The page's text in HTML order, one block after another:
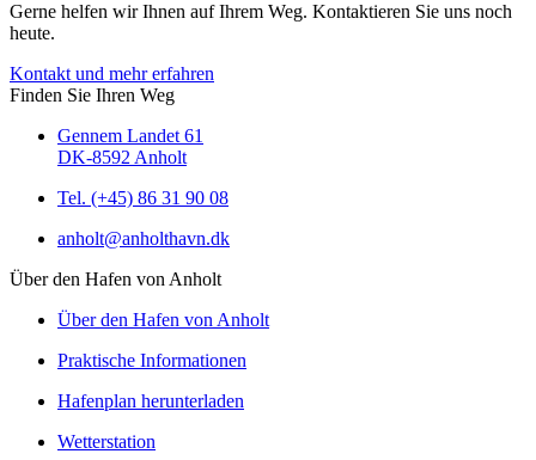
Gerne helfen wir Ihnen auf Ihrem Weg. Kontaktieren Sie uns noch
heute.
Kontakt und mehr erfahren
Finden Sie Ihren Weg
Gennem Landet 61
DK-8592 Anholt
Tel. (+45) 86 31 90 08
anholt@anholthavn.dk
Über den Hafen von Anholt
Über den Hafen von Anholt
Praktische Informationen
Hafenplan herunterladen
Wetterstation